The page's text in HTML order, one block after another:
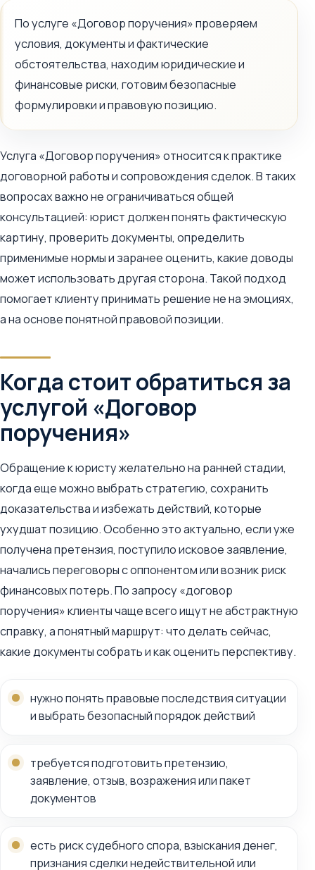
По услуге «Договор поручения» проверяем
условия, документы и фактические
обстоятельства, находим юридические и
финансовые риски, готовим безопасные
формулировки и правовую позицию.
Услуга «Договор поручения» относится к практике
договорной работы и сопровождения сделок. В таких
вопросах важно не ограничиваться общей
консультацией: юрист должен понять фактическую
картину, проверить документы, определить
применимые нормы и заранее оценить, какие доводы
может использовать другая сторона. Такой подход
помогает клиенту принимать решение не на эмоциях,
а на основе понятной правовой позиции.
Когда стоит обратиться за
услугой «Договор
поручения»
Обращение к юристу желательно на ранней стадии,
когда еще можно выбрать стратегию, сохранить
доказательства и избежать действий, которые
ухудшат позицию. Особенно это актуально, если уже
получена претензия, поступило исковое заявление,
начались переговоры с оппонентом или возник риск
финансовых потерь. По запросу «договор
поручения» клиенты чаще всего ищут не абстрактную
справку, а понятный маршрут: что делать сейчас,
какие документы собрать и как оценить перспективу.
нужно понять правовые последствия ситуации
и выбрать безопасный порядок действий
требуется подготовить претензию,
заявление, отзыв, возражения или пакет
документов
есть риск судебного спора, взыскания денег,
признания сделки недействительной или